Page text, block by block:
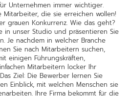
Unternehmen immer wichtiger.
Mitarbeiter, die sie erreichen wollen!
grauen Konkurrenz. Wie das geht?
in unser Studio und präsentieren Sie
Je nachdem in welcher Branche
Sie nach Mitarbeitern suchen,
einigen Führungskräften,
Mitarbeitern locker Ihr
Ziel: Die Bewerber lernen Sie
Einblick, mit welchen Menschen sie
Ihre Firma bekommt für die